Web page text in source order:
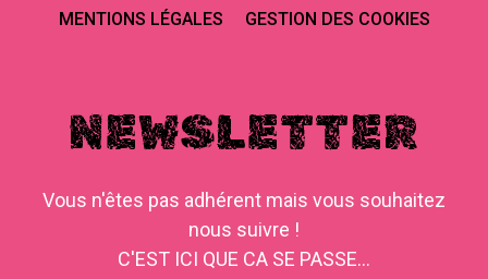
MENTIONS LÉGALES GESTION DES COOKIES
NEWSLETTER
Vous n'êtes pas adhérent mais vous souhaitez
nous suivre !
C'EST ICI QUE CA SE PASSE...